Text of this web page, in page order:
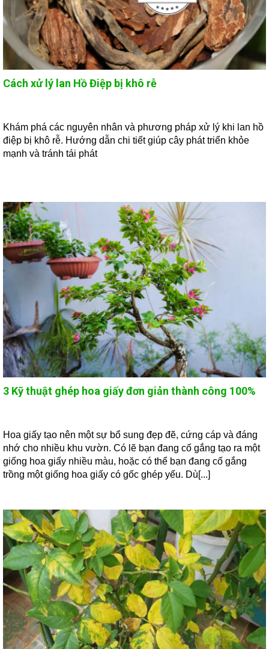
Cách xử lý lan Hồ Điệp bị khô rễ
Khám phá các nguyên nhân và phương pháp xử lý khi lan hồ
điệp bị khô rễ. Hướng dẫn chi tiết giúp cây phát triển khỏe
mạnh và tránh tái phát
3 Kỹ thuật ghép hoa giấy đơn giản thành công 100%
Hoa giấy tạo nên một sự bổ sung đẹp đẽ, cứng cáp và đáng
nhớ cho nhiều khu vườn. Có lẽ bạn đang cố gắng tạo ra một
giống hoa giấy nhiều màu, hoặc có thể bạn đang cố gắng
trồng một giống hoa giấy có gốc ghép yếu. Dù[...]